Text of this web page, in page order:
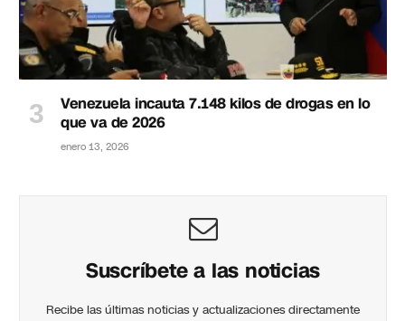
Venezuela incauta 7.148 kilos de drogas en lo
que va de 2026
enero 13, 2026
Suscríbete a las noticias
Recibe las últimas noticias y actualizaciones directamente